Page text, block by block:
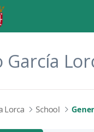
García
Lorca School